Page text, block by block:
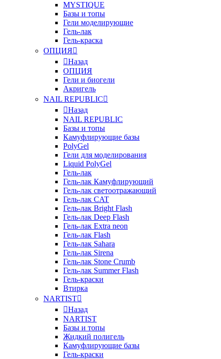
MYSTIQUE
Базы и топы
Гели моделирующие
Гель-лак
Гель-краска
ОПЦИЯ
Назад
ОПЦИЯ
Гели и биогели
Акригель
NAIL REPUBLIC
Назад
NAIL REPUBLIC
Базы и топы
Камуфлирующие базы
PolyGel
Гели для моделирования
Liquid PolyGel
Гель-лак
Гель-лак Камуфлирующий
Гель-лак светоотражающий
Гель-лак CAT
Гель-лак Bright Flash
Гель-лак Deep Flash
Гель-лак Extra neon
Гель-лак Flash
Гель-лак Sahara
Гель-лак Sirena
Гель-лак Stone Crumb
Гель-лак Summer Flash
Гель-краски
Втирка
NARTIST
Назад
NARTIST
Базы и топы
Жидкий полигель
Камуфлирующие базы
Гель-краски